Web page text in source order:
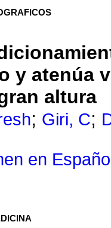
y atenúa
altura
; Giri, C;
en